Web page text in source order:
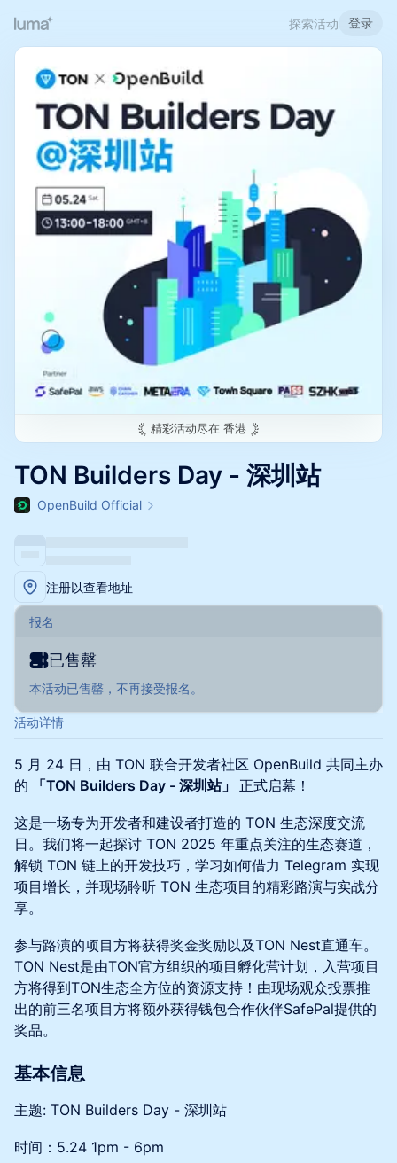
探索活动 登录
精彩活动尽在 香港
TON Builders Day - 深圳站
OpenBuild Official
注册以查看地址
报名
已售罄
本活动已售罄，不再接受报名。
活动详情
5 月 24 日，由 TON 联合开发者社区 OpenBuild 共同主办
的 「TON Builders Day - 深圳站」 正式启幕！
这是一场专为开发者和建设者打造的 TON 生态深度交流
日。我们将一起探讨 TON 2025 年重点关注的生态赛道，
解锁 TON 链上的开发技巧，学习如何借力 Telegram 实现
项目增长，并现场聆听 TON 生态项目的精彩路演与实战分
享。
参与路演的项目方将获得奖金奖励以及TON Nest直通车。
TON Nest是由TON官方组织的项目孵化营计划，入营项目
方将得到TON生态全方位的资源支持！由现场观众投票推
出的前三名项目方将额外获得钱包合作伙伴SafePal提供的
奖品。
基本信息
主题: TON Builders Day - 深圳站
时间：5.24 1pm - 6pm